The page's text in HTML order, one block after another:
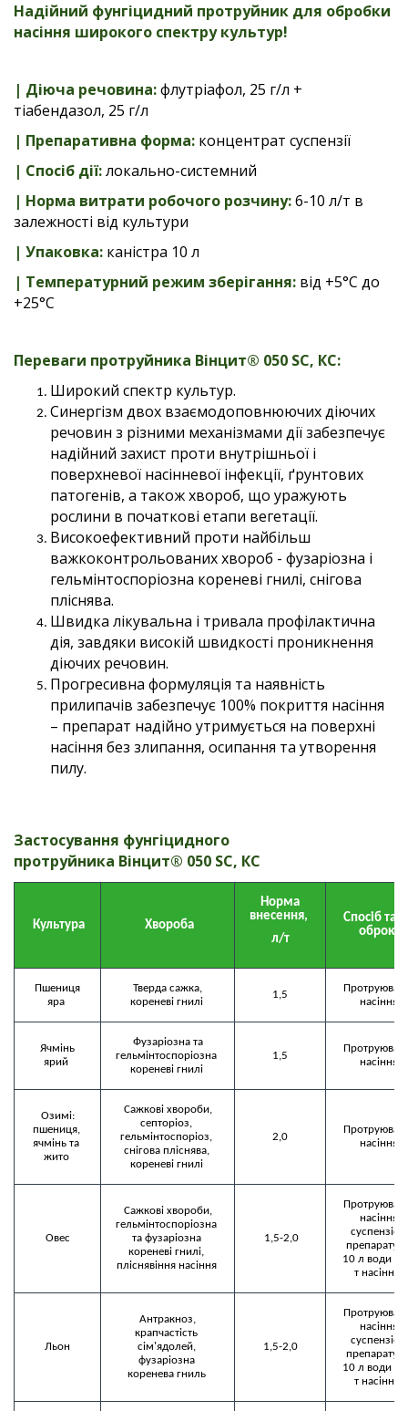
Надійний фунгіцидний протруйник для обробки
насіння широкого спектру культур!
| Діюча речовина:флутріафол, 25 г/л +
тіабендазол, 25 г/л
| Препаративна форма: концентрат суспензії
| Спосіб дії:локально-системний
| Норма витрати робочого розчину:6-10 л/т в
залежності від культури
| Упаковка: каністра 10 л
| Температурний режим зберігання: від +5°С до
+25°С
Переваги протруйника Вінцит® 050 SC, КС:
Широкий спектр культур.
Синергізм двох взаємодоповнюючих діючих
речовин з різними механізмами дії забезпечує
надійний захист проти внутрішньої і
поверхневої насінневої інфекції, ґрунтових
патогенів, а також хвороб, що уражують
рослини в початкові етапи вегетації.
Високоефективний проти найбільш
важкоконтрольованих хвороб - фузаріозна і
гельмінтоспоріозна кореневі гнилі, снігова
пліснява.
Швидка лікувальна і тривала профілактична
дія, завдяки високій швидкості проникнення
діючих речовин.
Прогресивна формуляція та наявність
прилипачів забезпечує 100% покриття насіння
– препарат надійно утримується на поверхні
насіння без злипання, осипання та утворення
пилу.
Застосування фунгіцидного
протруйника Вінцит® 050 SC, КС
Культура Хвороба
Норма
внесення,
л/т
Спосіб та
оброки
Пшениця
яра
Тверда сажка,
кореневі гнилі
1,5
насіння
Ячмінь
ярий
Фузаріозна та
гельмінтоспоріозна
кореневі гнилі
1,5
насіння
Озимі:
пшениця,
ячмінь та
жито
Сажкові хвороби,
септоріоз,
гельмінтоспоріоз,
снігова пліснява,
кореневі гнилі
2,0
насіння
Овес
Сажкові хвороби,
гельмінтоспоріозна
та фузаріозна
кореневі гнилі,
пліснявіння насіння
1,5-2,0
насіння
суспензією
препарату
10 л води на
т насіння)
Льон
Антракноз,
крапчастість
сім'ядолей,
фузаріозна
коренева гниль
1,5-2,0
насіння
суспензією
препарату
10 л води на
т насіння)